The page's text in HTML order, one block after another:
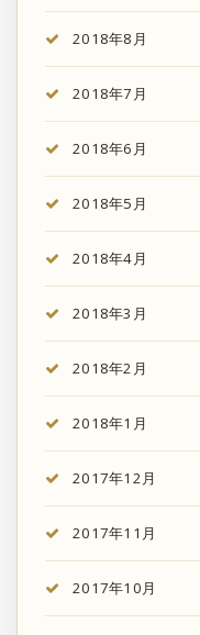
2018年8月
2018年7月
2018年6月
2018年5月
2018年4月
2018年3月
2018年2月
2018年1月
2017年12月
2017年11月
2017年10月